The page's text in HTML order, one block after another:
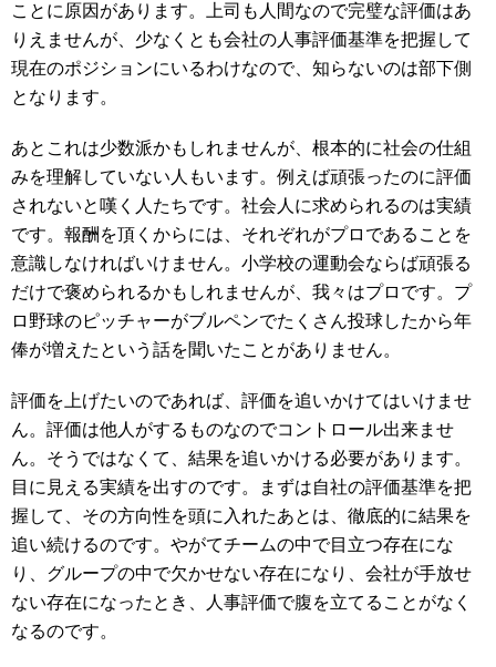
ことに原因があります。上司も人間なので完璧な評価はあ
りえませんが、少なくとも会社の人事評価基準を把握して
現在のポジションにいるわけなので、知らないのは部下側
となります。
あとこれは少数派かもしれませんが、根本的に社会の仕組
みを理解していない人もいます。例えば頑張ったのに評価
されないと嘆く人たちです。社会人に求められるのは実績
です。報酬を頂くからには、それぞれがプロであることを
意識しなければいけません。小学校の運動会ならば頑張る
だけで褒められるかもしれませんが、我々はプロです。プ
ロ野球のピッチャーがブルペンでたくさん投球したから年
俸が増えたという話を聞いたことがありません。
評価を上げたいのであれば、評価を追いかけてはいけませ
ん。評価は他人がするものなのでコントロール出来ませ
ん。そうではなくて、結果を追いかける必要があります。
目に見える実績を出すのです。まずは自社の評価基準を把
握して、その方向性を頭に入れたあとは、徹底的に結果を
追い続けるのです。やがてチームの中で目立つ存在にな
り、グループの中で欠かせない存在になり、会社が手放せ
ない存在になったとき、人事評価で腹を立てることがなく
なるのです。